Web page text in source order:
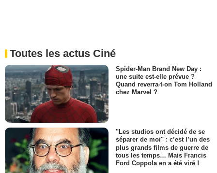
Toutes les actus Ciné
Spider-Man Brand New Day :
une suite est-elle prévue ?
Quand reverra-t-on Tom Holland
chez Marvel ?
"Les studios ont décidé de se
séparer de moi" : c’est l’un des
plus grands films de guerre de
tous les temps… Mais Francis
Ford Coppola en a été viré !